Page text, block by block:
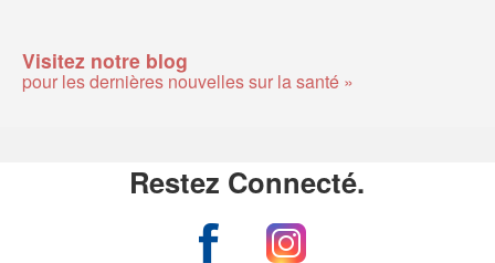
Visitez notre blog
pour les dernières nouvelles sur la santé »
Restez Connecté.